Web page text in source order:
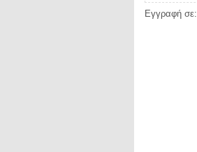
Εγγραφή σε: